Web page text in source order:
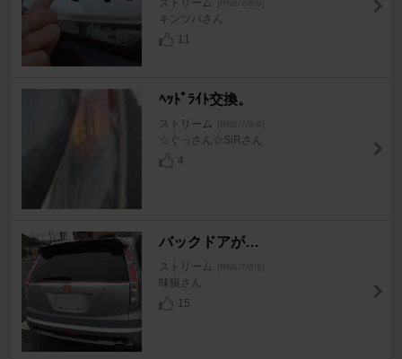
[RN6/7/8/9]
キンツバさん
11
ﾍｯﾄﾞﾗｲﾄ交換。
ストリーム [RN6/7/8/9]
☆ぐっさん☆SiRさん
4
バックドアが…
ストリーム [RN6/7/8/9]
味狼さん
15